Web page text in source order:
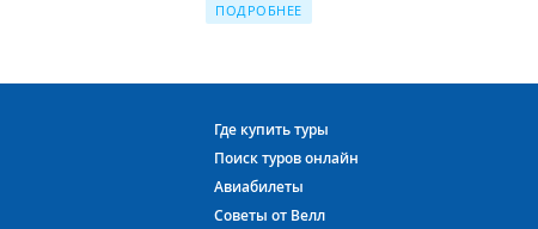
О территории отелей категории 3*,
именно они пользуются самым
достаточно просторная и заметно
странах мира. Конечно, здесь нет
высокой категории, но тем не менее
ПОДРОБНЕЕ
Где купить туры
Поиск туров онлайн
Авиабилеты
Советы от Велл